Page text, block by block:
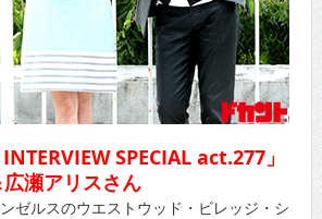
INTERVIEW SPECIAL act.277」
瀬アリスさん
ゼルスのウエストウッド・ビレッジ・シ